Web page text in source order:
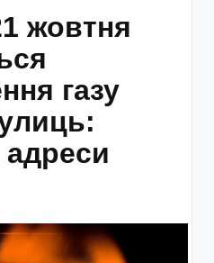
жовтня
газу
адреси